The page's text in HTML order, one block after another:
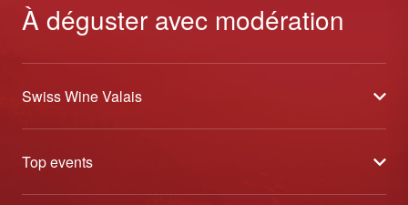
À déguster avec modération
Swiss Wine Valais
À propos
Blog
Top events
Caves Ouvertes